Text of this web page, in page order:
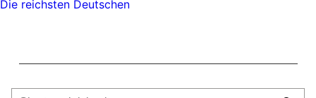
Die reichsten Deutschen